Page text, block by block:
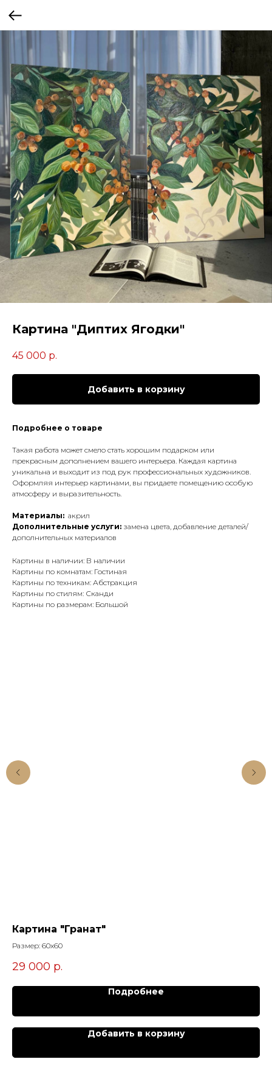
Картина "Диптих Ягодки"
45 000 р.
Добавить в корзину
Подробнее о товаре
Такая работа может смело стать хорошим подарком или
прекрасным дополнением вашего интерьера. Каждая картина
уникальна и выходит из под рук профессиональных художников.
Оформляя интерьер картинами, вы придаете помещению особую
атмосферу и выразительность.
Материалы: акрил
Дополнительные услуги: замена цвета, добавление деталей/
дополнительных материалов
Картины в наличии: В наличии
Картины по комнатам: Гостиная
Картины по техникам: Абстракция
Картины по стилям: Сканди
Картины по размерам: Большой
Картина "Гранат"
Размер: 60х60
29 000 р.
Подробнее
Добавить в корзину